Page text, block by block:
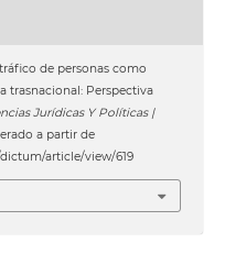
de personas como
trasnacional: Perspectiva
Jurídicas Y Políticas |
a partir de
article/view/619